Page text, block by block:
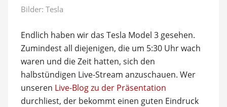
Bilder: Tesla
Endlich haben wir das Tesla Model 3 gesehen.
Zumindest all diejenigen, die um 5:30 Uhr wach
waren und die Zeit hatten, sich den
halbstündigen Live-Stream anzuschauen. Wer
unseren Live-Blog zu der Präsentation
durchliest, der bekommt einen guten Eindruck